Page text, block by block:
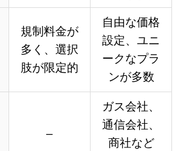
規制料金が
多く、選択
肢が限定的
自由な価格
設定、ユニ
ークなプラ
ンが多数
–
ガス会社、
通信会社、
商社など